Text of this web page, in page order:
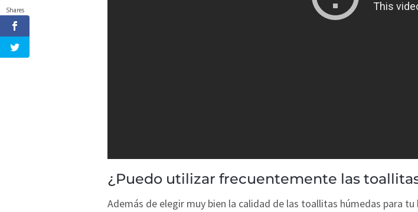
¿Puedo utilizar frecuentemente las
Además de elegir muy bien la calidad de las toallitas húmedas para
Shares